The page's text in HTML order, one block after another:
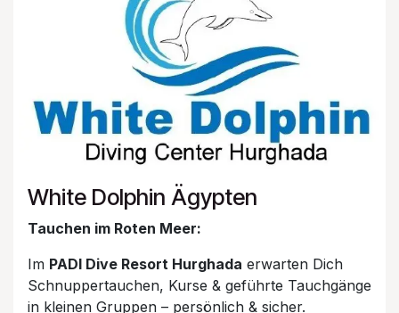
White Dolphin Ägypten
Tauchen im Roten Meer:
Im PADI Dive Resort Hurghada erwarten Dich
Schnuppertauchen, Kurse & geführte Tauchgänge
in kleinen Gruppen – persönlich & sicher.